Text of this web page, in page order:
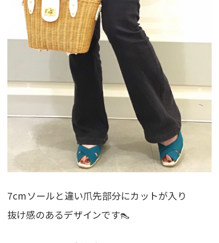
7cmソールと違い爪先部分にカットが入り
抜け感のあるデザインです👠